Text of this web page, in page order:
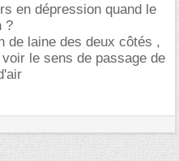
en dépression quand le
?
de laine des deux côtés ,
le sens de passage de